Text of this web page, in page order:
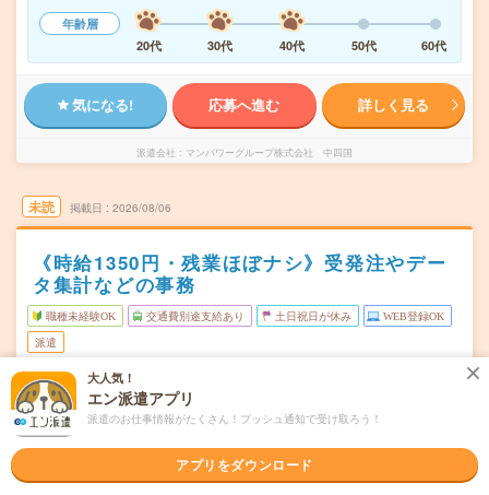
年齢層
20代
30代 40代 50代 60代
気になる! 応募へ進む 詳しく見る
派遣会社 マンパワーグループ株式会社 中四国
未読 掲載日 2026/08/06
《時給1350円・残業ほぼナシ》受発注やデー
タ集計などの事務
職種未経験OK 交通費別途支給あり 土日祝日が休み WEB登録OK
派遣
勤務地
広島市東区
広島駅駅から徒歩5分／広島駅から徒歩5分
曜日頻度
9:00～18:00
大人気！
エン派遣アプリ
派遣のお仕事情報がたくさん！プッシュ通知で受け取ろう！
アプリをダウンロード